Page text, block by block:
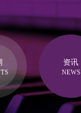
资讯
NEWS